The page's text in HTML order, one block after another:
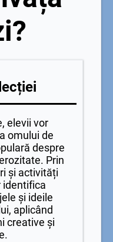
elevii vor
omului de
despre
Prin
și activități
identifica
și ideile
aplicând
creative și